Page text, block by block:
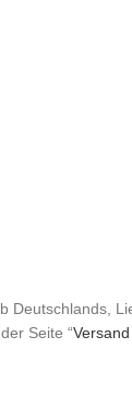
Deutschlands,
Seite “